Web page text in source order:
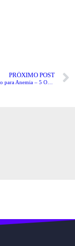
PRÓXIMO POST
Remédio Caseiro para Anemia – 5 Opções